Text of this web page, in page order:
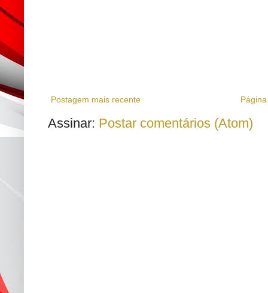
Postagem mais recente
Assinar: Postar comentários (Atom)